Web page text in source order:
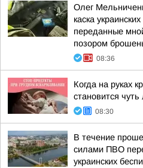
Олег
каска
переданные
позором
08:36
Когда на руках
становится
08:30
В течение
силами ПВО
украинских